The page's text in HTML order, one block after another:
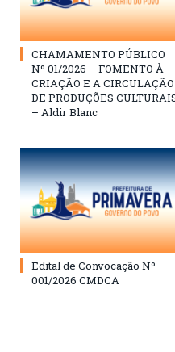
CHAMAMENTO PÚBLICO
Nº 01/2026 – FOMENTO À
CRIAÇÃO E A CIRCULAÇÃO
DE PRODUÇÕES
– Aldir Blanc
Edital de Convocação Nº
001/2026 CMDCA